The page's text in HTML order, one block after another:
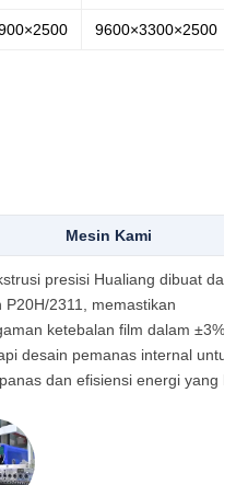
9600×3300×2500
Mesin Kami
presisi Hualiang dibuat
P20H/2311, memastikan
ketebalan film dalam ±3%,
desain pemanas internal untuk
dan efisiensi energi yang